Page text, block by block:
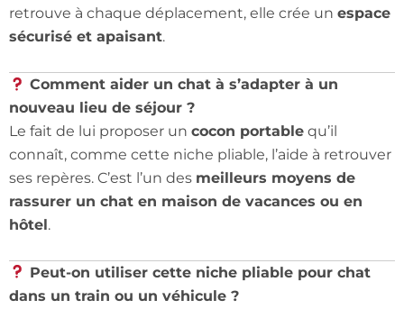
retrouve à chaque déplacement, elle crée un espace
sécurisé et apaisant.
Comment aider un chat à s’adapter à un
nouveau lieu de séjour ?
Le fait de lui proposer un cocon portable qu’il
connaît, comme cette niche pliable, l’aide à retrouver
ses repères. C’est l’un des meilleurs moyens de
rassurer un chat en maison de vacances ou en
hôtel.
Peut-on utiliser cette niche pliable pour chat
dans un train ou un véhicule ?